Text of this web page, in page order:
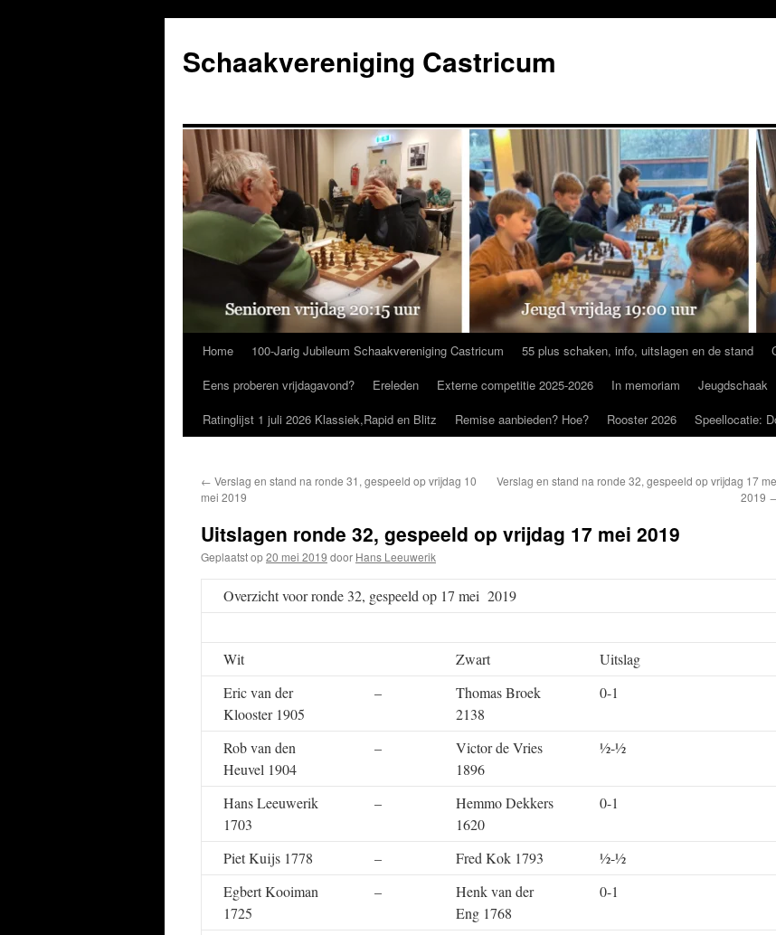
de
inhoud
Schaakvereniging Castricum
Home 100-Jarig Jubileum Schaakvereniging Castricum 55 plus schaken, info, uitslagen en de stand
Eens proberen vrijdagavond?
Ereleden Externe competitie 2025-2026 In memoriam Jeugdschaak
Ratinglijst 1 juli 2026 Klassiek,Rapid en Blitz
Remise aanbieden? Hoe? Rooster 2026 Speellocatie:
← Verslag en stand na ronde 31, gespeeld op vrijdag 10
mei 2019
Verslag en stand na ronde 32, gespeeld op vrijdag 17
2019
Uitslagen ronde 32, gespeeld op vrijdag 17 mei 2019
Geplaatst op20 mei 2019 door Hans Leeuwerik
Overzicht voor ronde 32, gespeeld op 17 mei 2019
Wit Zwart
Uitslag
Eric van der
Klooster 1905
–
Thomas Broek
2138
0-1
Rob van den
Heuvel 1904
–
Victor de Vries
1896
½-½
Hans Leeuwerik
1703
–
Hemmo Dekkers
1620
0-1
Piet Kuijs 1778 – Fred Kok 1793
½-½
Egbert Kooiman
1725
–
Henk van der
Eng 1768
0-1